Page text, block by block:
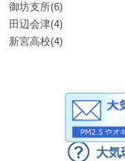
御坊支所(6)
田辺会津(4)
新宮高校(4)
大気